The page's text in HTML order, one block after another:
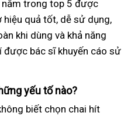
nằm trong top 5 được
hiệu quả tốt, dễ sử dụng,
khi dùng và khả năng
được bác sĩ khuyến cáo sử
yếu tố nào?
biết chọn chai hít